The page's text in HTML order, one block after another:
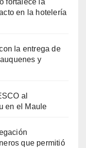
fortalece la
en la hotelería
la entrega de
y
al
en el Maule
que permitió